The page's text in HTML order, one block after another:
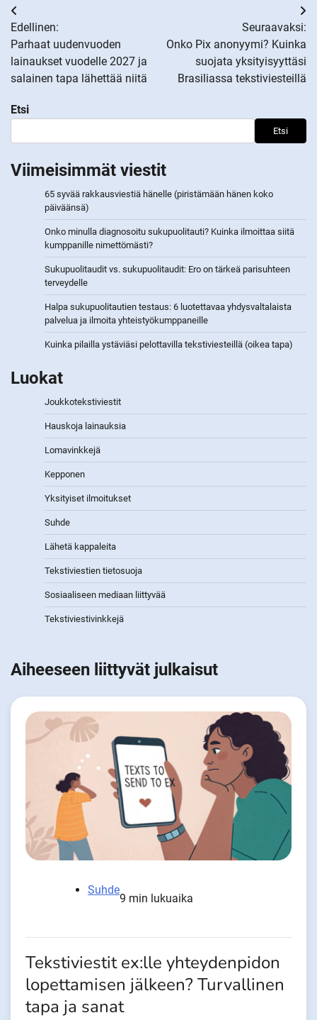
Artikkelien
selaus
Edellinen:
Parhaat uudenvuoden
lainaukset vuodelle 2027 ja
salainen tapa lähettää niitä
Seuraavaksi:
Onko Pix anonyymi? Kuinka
suojata yksityisyyttäsi
Brasiliassa tekstiviesteillä
Etsi
Etsi
Viimeisimmät viestit
65 syvää rakkausviestiä hänelle (piristämään hänen koko
päiväänsä)
Onko minulla diagnosoitu sukupuolitauti? Kuinka ilmoittaa siitä
kumppanille nimettömästi?
Sukupuolitaudit vs. sukupuolitaudit: Ero on tärkeä parisuhteen
terveydelle
Halpa sukupuolitautien testaus: 6 luotettavaa yhdysvaltalaista
palvelua ja ilmoita yhteistyökumppaneille
Kuinka pilailla ystäviäsi pelottavilla tekstiviesteillä (oikea tapa)
Luokat
Joukkotekstiviestit
Hauskoja lainauksia
Lomavinkkejä
Kepponen
Yksityiset ilmoitukset
Suhde
Lähetä kappaleita
Tekstiviestien tietosuoja
Sosiaaliseen mediaan liittyvää
Tekstiviestivinkkejä
Aiheeseen liittyvät julkaisut
Suhde
9 min lukuaika
Tekstiviestit ex:lle yhteydenpidon
lopettamisen jälkeen? Turvallinen
tapa ja sanat